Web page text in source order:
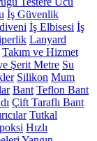
İş Güvenlik
İş Elbisesi İş
Lanyard
Takım ve Hizmet
Şerit Metre Su
Silikon Mum
Bant Teflon Bant
Çift Taraflı Bant
Tutkal
Hızlı